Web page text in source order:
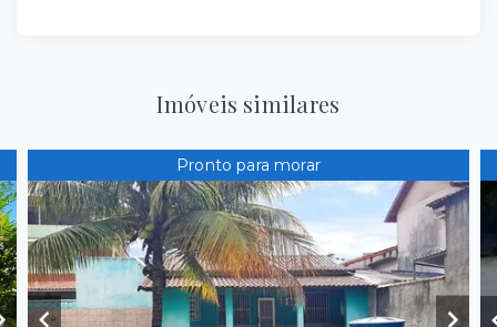
Imóveis similares
Pronto para morar